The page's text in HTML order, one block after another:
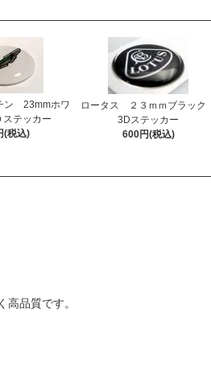
ン 23mmホワ
テッカー
(税込)
ロータス ２３ｍｍブラック
3Dステッカー
600円(税込)
品質です。